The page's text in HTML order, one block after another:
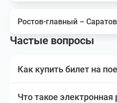
Ростов-главный –
Частые вопросы
Как купить билет на
Что такое электронная